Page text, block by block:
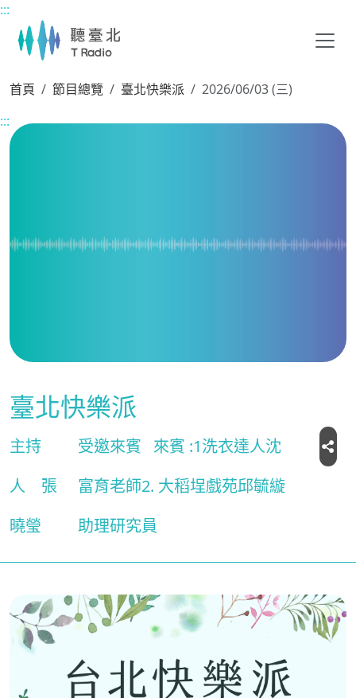
主要內容區塊
:::
首頁 節目總覽 臺北快樂派
2026/06/03 (三)
:::
臺北快樂派
主持
人
張
曉瑩
受邀來賓
來賓 :1洗衣達人沈
富育老師2. 大稻埕戲苑邱毓縼
助理研究員